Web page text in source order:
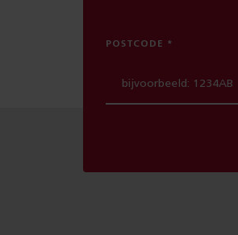
POSTCODE